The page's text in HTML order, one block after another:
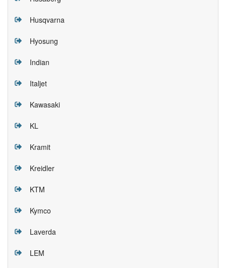
Husqvarna
Hyosung
Indian
Italjet
Kawasaki
KL
Kramit
Kreidler
KTM
Kymco
Laverda
LEM